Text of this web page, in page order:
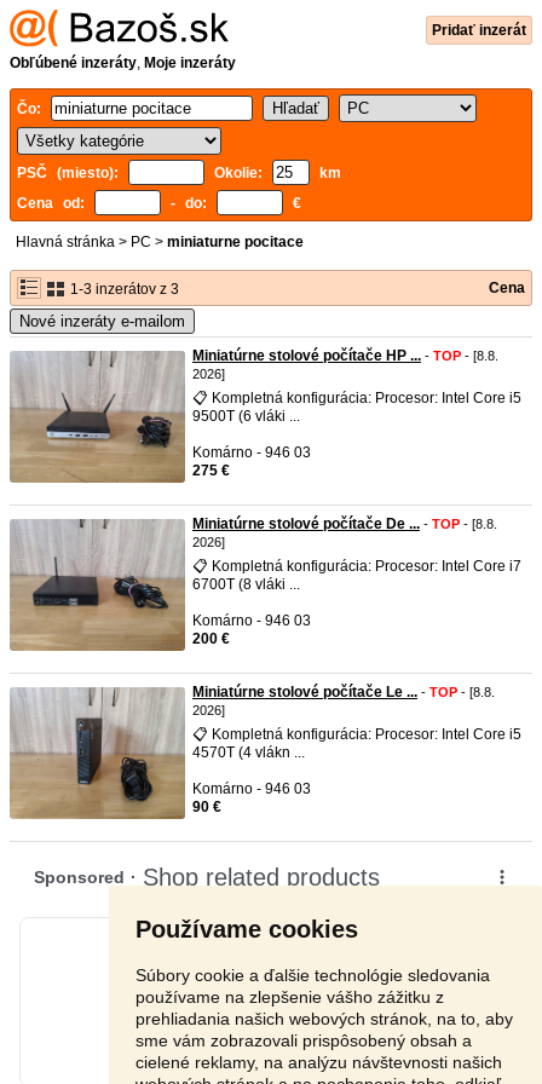
Používame cookies
Súbory cookie a ďalšie technológie sledovania
používame na zlepšenie vášho zážitku z
prehliadania našich webových stránok, na to, aby
sme vám zobrazovali prispôsobený obsah a
cielené reklamy, na analýzu návštevnosti našich
Pridať inzerát
Obľúbené inzeráty, Moje inzeráty
Čo:
PSČ (miesto): Okolie:
km
Cena od:
- do: €
Hlavná stránka > PC > miniaturne pocitace
1-3 inzerátov z 3 Cena
Nové inzeráty e-mailom
Miniatúrne stolové počítače HP ... - TOP - [8.8.
2026]
📋 Kompletná konfigurácia: Procesor: Intel Core i5
9500T (6 vláki ...
Komárno - 946 03
275 €
Miniatúrne stolové počítače De ... - TOP - [8.8.
2026]
📋 Kompletná konfigurácia: Procesor: Intel Core i7
6700T (8 vláki ...
Komárno - 946 03
200 €
Miniatúrne stolové počítače Le ... - TOP - [8.8.
2026]
📋 Kompletná konfigurácia: Procesor: Intel Core i5
4570T (4 vlákn ...
Komárno - 946 03
90 €